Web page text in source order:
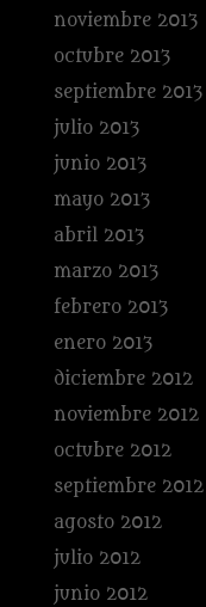
noviembre 2013
octubre 2013
septiembre 2013
julio 2013
junio 2013
mayo 2013
abril 2013
marzo 2013
febrero 2013
enero 2013
diciembre 2012
noviembre 2012
octubre 2012
septiembre 2012
agosto 2012
julio 2012
junio 2012